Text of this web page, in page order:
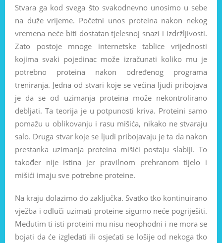
Stvara ga kod svega što svakodnevno unosimo u sebe
na duže vrijeme. Početni unos proteina nakon nekog
vremena neće biti dostatan tjelesnoj snazi i izdržljivosti.
Zato postoje mnoge internetske tablice vrijednosti
kojima svaki pojedinac može izračunati koliko mu je
potrebno proteina nakon određenog programa
treniranja. Jedna od stvari koje se većina ljudi pribojava
je da se od uzimanja proteina može nekontrolirano
debljati. Ta teorija je u potpunosti kriva. Proteini samo
pomažu u oblikovanju i rasu mišića, nikako ne stvaraju
salo. Druga stvar koje se ljudi pribojavaju je ta da nakon
prestanka uzimanja proteina mišići postaju slabiji. To
također nije istina jer pravilnom prehranom tijelo i
mišići imaju sve potrebne proteine.
Na kraju dolazimo do zaključka. Svatko tko kontinuirano
vježba i odluči uzimati proteine sigurno neće pogriješiti.
Međutim ti isti proteini mu nisu neophodni i ne mora se
bojati da će izgledati ili osjećati se lošije od nekoga tko